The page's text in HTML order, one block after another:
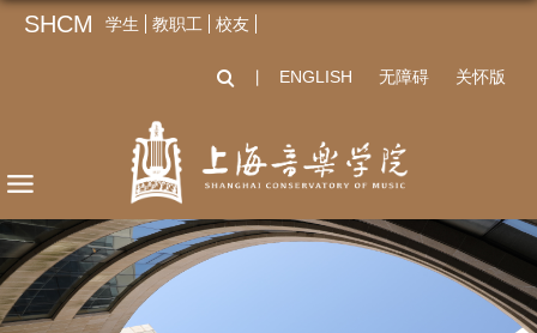
SHCM 学生 教职工 校友
ENGLISH 无障碍 关怀版